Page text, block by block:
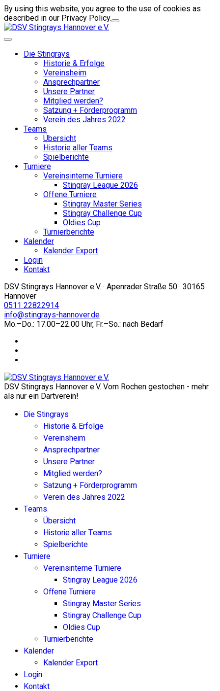
By using this website, you agree to the use of cookies as
described in our Privacy Policy.
Die Stingrays
Historie & Erfolge
Vereinsheim
Ansprechpartner
Unsere Partner
Mitglied werden?
Satzung + Förderprogramm
Verein des Jahres 2022
Teams
Übersicht
Historie aller Teams
Spielberichte
Turniere
Vereinsinterne Turniere
Stingray League 2026
Offene Turniere
Stingray Master Series
Stingray Challenge Cup
Oldies Cup
Turnierberichte
Kalender
Kalender Export
Login
Kontakt
DSV Stingrays Hannover e.V. · Apenrader Straße 50 · 30165
Hannover
0511 22822914
info@stingrays-hannover.de
Mo.–Do.: 17.00–22.00 Uhr, Fr.–So.: nach Bedarf
DSV Stingrays Hannover e.V. Vom Rochen gestochen - mehr
als nur ein Dartverein!
Die Stingrays
Historie & Erfolge
Vereinsheim
Ansprechpartner
Unsere Partner
Mitglied werden?
Satzung + Förderprogramm
Verein des Jahres 2022
Teams
Übersicht
Historie aller Teams
Spielberichte
Turniere
Vereinsinterne Turniere
Stingray League 2026
Offene Turniere
Stingray Master Series
Stingray Challenge Cup
Oldies Cup
Turnierberichte
Kalender
Kalender Export
Login
Kontakt